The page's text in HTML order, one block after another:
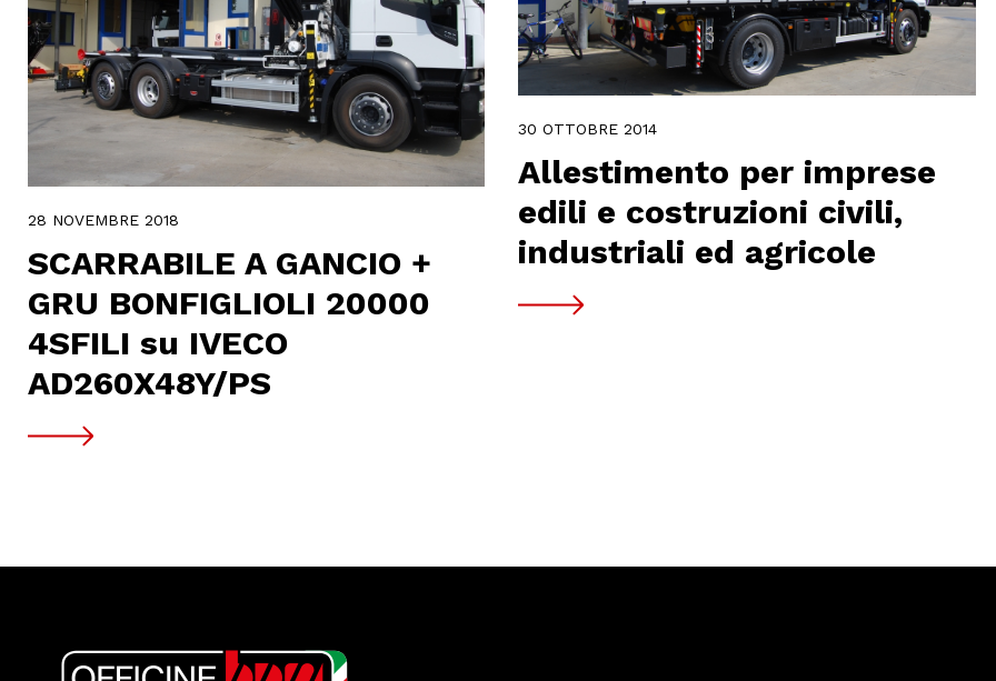
28 NOVEMBRE 2018
SCARRABILE A GANCIO +
GRU BONFIGLIOLI 20000
4SFILI su IVECO
AD260X48Y/PS
30 OTTOBRE 2014
Allestimento per imprese
edili e costruzioni civili,
industriali ed agricole